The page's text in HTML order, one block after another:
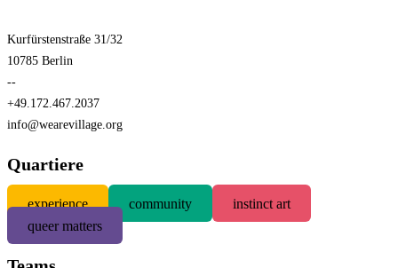
Kurfürstenstraße 31/32
10785 Berlin
--
+49.172.467.2037
info@wearevillage.org
Quartiere
experience community
instinct art
queer matters